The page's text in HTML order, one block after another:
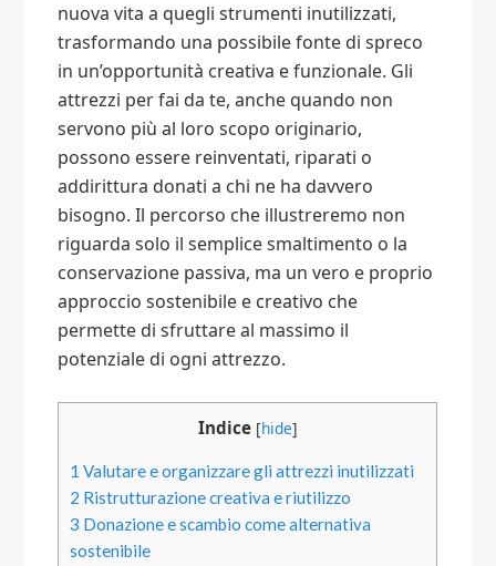
nuova vita a quegli strumenti inutilizzati,
trasformando una possibile fonte di spreco
in un’opportunità creativa e funzionale. Gli
attrezzi per fai da te, anche quando non
servono più al loro scopo originario,
possono essere reinventati, riparati o
addirittura donati a chi ne ha davvero
bisogno. Il percorso che illustreremo non
riguarda solo il semplice smaltimento o la
conservazione passiva, ma un vero e proprio
approccio sostenibile e creativo che
permette di sfruttare al massimo il
potenziale di ogni attrezzo.
Indice [hide]
1 Valutare e organizzare gli attrezzi inutilizzati
2 Ristrutturazione creativa e riutilizzo
3 Donazione e scambio come alternativa
sostenibile